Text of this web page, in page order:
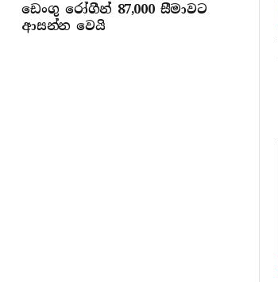
ඩෙංගු රෝගීන් 87,000 සීමාවට
ආසන්න වෙයි